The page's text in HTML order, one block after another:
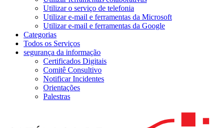
Utilizar o serviço de telefonia
Utilizar e-mail e ferramentas da Microsoft
Utilizar e-mail e ferramentas da Google
Categorias
Todos os Serviços
segurança da informação
Certificados Digitais
Comitê Consultivo
Notificar Incidentes
Orientações
Palestras